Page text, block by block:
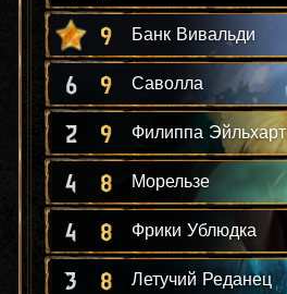
9 Банк Вивальди
6 9 Саволла
2 9 Филиппа Эйльхарт
4 8 Морельзе
4 8 Фрики Ублюдка
3 8 Летучий Реданец